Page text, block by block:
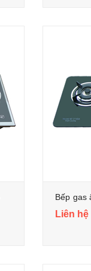
Bếp gas
Liên hệ